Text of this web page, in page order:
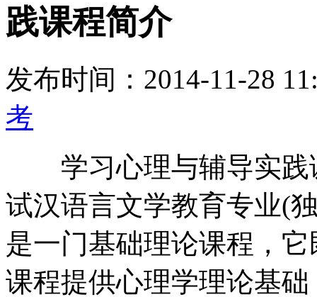
践课程简介
发布时间：2014-11-28
考
学习心理与辅导实践
试汉语言文学教育专业(
是一门基础理论课程，
课程提供心理学理论基